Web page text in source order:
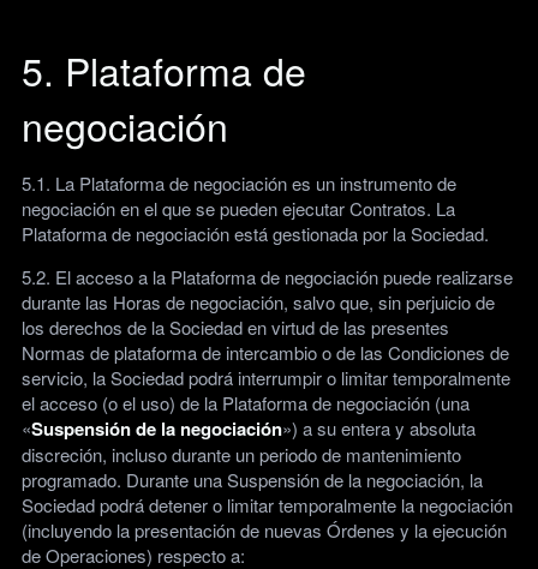
5. Plataforma de
negociación
5.1. La Plataforma de negociación es un instrumento de
negociación en el que se pueden ejecutar Contratos. La
Plataforma de negociación está gestionada por la Sociedad.
5.2. El acceso a la Plataforma de negociación puede realizarse
durante las Horas de negociación, salvo que, sin perjuicio de
los derechos de la Sociedad en virtud de las presentes
Normas de plataforma de intercambio o de las Condiciones de
servicio, la Sociedad podrá interrumpir o limitar temporalmente
el acceso (o el uso) de la Plataforma de negociación (una
«Suspensión de la negociación») a su entera y absoluta
discreción, incluso durante un periodo de mantenimiento
programado. Durante una Suspensión de la negociación, la
Sociedad podrá detener o limitar temporalmente la negociación
(incluyendo la presentación de nuevas Órdenes y la ejecución
de Operaciones) respecto a: